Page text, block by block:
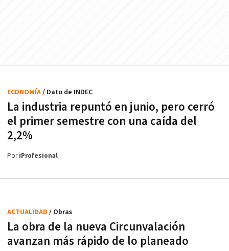
La industria repuntó en junio, pero cerró
el primer semestre con una caída del
2,2%
ECONOMÍA/ Dato de INDEC
PoriProfesional
La obra de la nueva Circunvalación
avanzan más rápido de lo planeado
ACTUALIDAD / Obras